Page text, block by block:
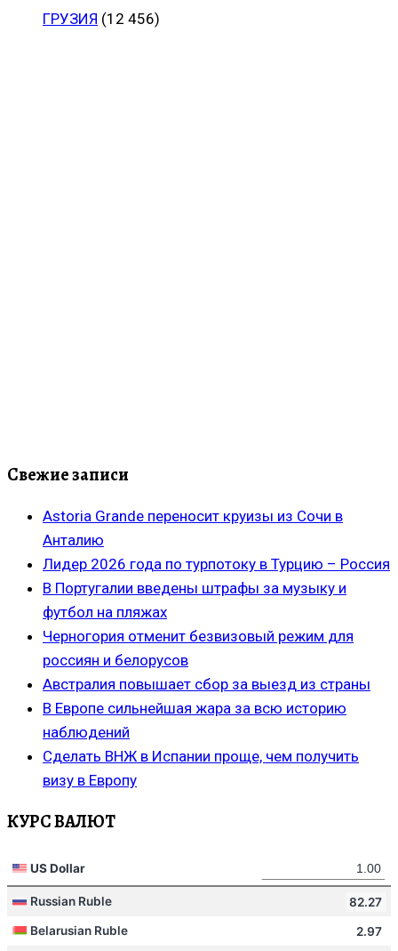
ГРУЗИЯ (12 456)
Свежие записи
Astoria Grande переносит круизы из Сочи в
Анталию
Лидер 2026 года по турпотоку в Турцию – Россия
В Португалии введены штрафы за музыку и
футбол на пляжах
Черногория отменит безвизовый режим для
россиян и белорусов
Австралия повышает сбор за выезд из страны
В Европе сильнейшая жара за всю историю
наблюдений
Сделать ВНЖ в Испании проще, чем получить
визу в Европу
КУРС ВАЛЮТ